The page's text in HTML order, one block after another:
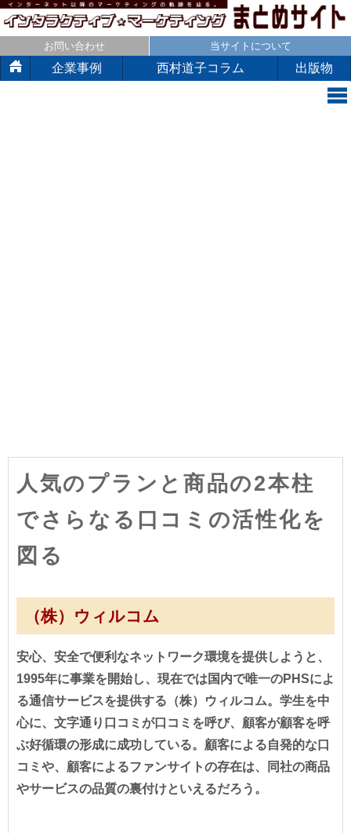
お問い合わせ 当サイトについて
企業事例 西村道子コラム 出版物
人気のプランと商品の2本柱
でさらなる口コミの活性化を
図る
（株）ウィルコム
安心、安全で便利なネットワーク環境を提供しようと、
1995年に事業を開始し、現在では国内で唯一のPHSによ
る通信サービスを提供する（株）ウィルコム。学生を中
心に、文字通り口コミが口コミを呼び、顧客が顧客を呼
ぶ好循環の形成に成功している。顧客による自発的な口
コミや、顧客によるファンサイトの存在は、同社の商品
やサービスの品質の裏付けといえるだろう。